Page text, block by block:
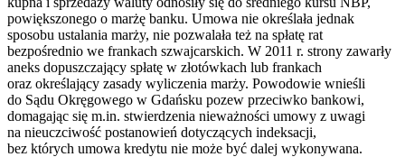
powiększonego o marżę banku. Umowa nie określała jednak
sposobu ustalania marży, nie pozwalała też na spłatę rat
bezpośrednio we frankach szwajcarskich. W 2011 r. strony zawarły
aneks dopuszczający spłatę w złotówkach lub frankach
oraz określający zasady wyliczenia marży. Powodowie wnieśli
do Sądu Okręgowego w Gdańsku pozew przeciwko bankowi,
domagając się m.in. stwierdzenia nieważności umowy z uwagi
na nieuczciwość postanowień dotyczących indeksacji,
bez których umowa kredytu nie może być dalej wykonywana.